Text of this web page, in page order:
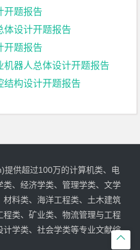
开题报告
体设计开题报告
开题报告
机器人总体设计开题报告
结构设计开题报告

提供超过100万的计算机类、电
、经济学类、管理学类、文学
料类、海洋工程类、土木建筑
类、矿业类、物流管理与工程
学类、社会学类等专业文献综